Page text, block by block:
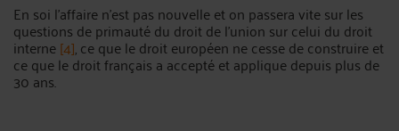
En soi l'affaire n'est pas nouvelle et on passera vite sur les
questions de primauté du droit de l'union sur celui du droit
interne[4], ce que le droit européen ne cesse de construire et
ce que le droit français a accepté et applique depuis plus de
30 ans.